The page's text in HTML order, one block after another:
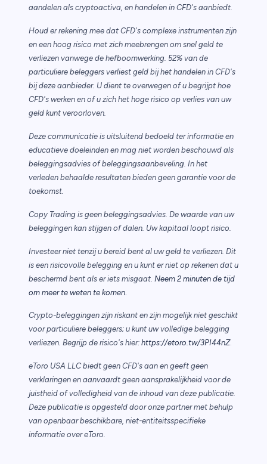
aandelen als cryptoactiva, en handelen in CFD's aanbiedt.
Houd er rekening mee dat CFD's complexe instrumenten zijn
en een hoog risico met zich meebrengen om snel geld te
verliezen vanwege de hefboomwerking. 52% van de
particuliere beleggers verliest geld bij het handelen in CFD's
bij deze aanbieder. U dient te overwegen of u begrijpt hoe
CFD's werken en of u zich het hoge risico op verlies van uw
geld kunt veroorloven.
Deze communicatie is uitsluitend bedoeld ter informatie en
educatieve doeleinden en mag niet worden beschouwd als
beleggingsadvies of beleggingsaanbeveling. In het
verleden behaalde resultaten bieden geen garantie voor de
toekomst.
Copy Trading is geen beleggingsadvies. De waarde van uw
beleggingen kan stijgen of dalen. Uw kapitaal loopt risico.
Investeer niet tenzij u bereid bent al uw geld te verliezen. Dit
is een risicovolle belegging en u kunt er niet op rekenen dat u
beschermd bent als er iets misgaat. Neem 2 minuten de tijd
om meer te weten te komen
Crypto-beleggingen zijn riskant en zijn mogelijk niet geschikt
voor particuliere beleggers; u kunt uw volledige belegging
verliezen. Begrijp de risico's hier: https://etoro.tw/3PI44nZ.
eToro USA LLC biedt geen CFD's aan en geeft geen
verklaringen en aanvaardt geen aansprakelijkheid voor de
juistheid of volledigheid van de inhoud van deze publicatie.
Deze publicatie is opgesteld door onze partner met behulp
van openbaar beschikbare, niet-entiteitsspecifieke
informatie over eToro.